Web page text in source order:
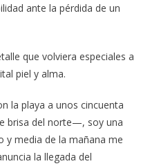
ante la pérdida de un
que volviera especiales a
piel y alma.
la playa a unos cincuenta
brisa del norte—, soy una
y media de la mañana me
la llegada del